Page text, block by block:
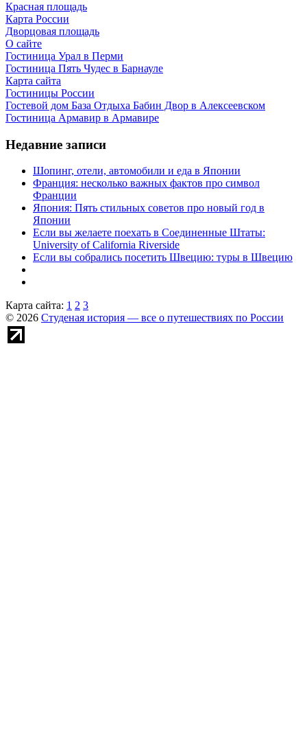
Красная площадь
Карта России
Дворцовая площадь
О сайте
Гостиница Урал в Перми
Гостиница Пять Чудес в Барнауле
Карта сайта
Гостиницы России
Гостевой дом База Отдыха Бабин Двор в Алексеевском
Гостиница Армавир в Армавире
Недавние записи
Шопинг, отели, автомобили и еда в Японии
Франция: несколько важных фактов про символ
Франции
Япония: Пять стильных советов про новый год в
Японии
Если вы желаете поехать в Соединенные Штаты:
University of California Riverside
Если вы собрались посетить Швецию: туры в Швецию
Карта сайта: 1 2 3
© 2026 Студеная история — все о путешествиях по России